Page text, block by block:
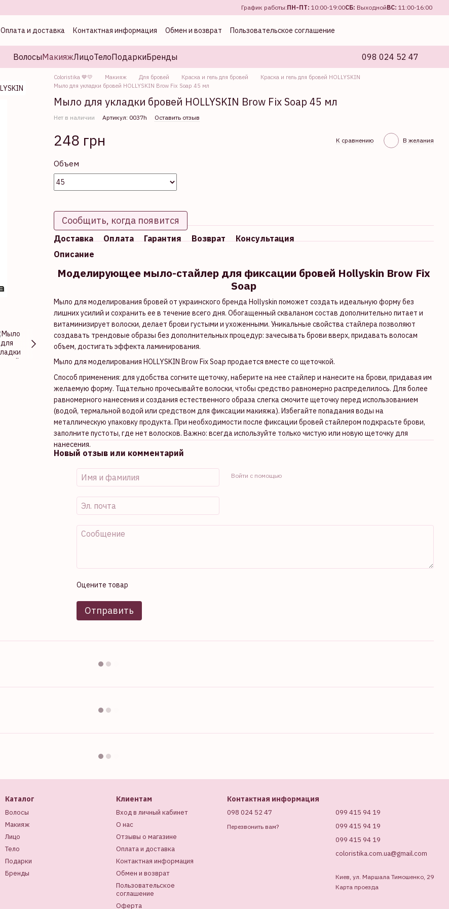
График работы:ПН-ПТ: 10:00-19:00СБ: ВыходнойВС: 11:00-16:00
Оплата и доставка Контактная информация Обмен и возврат
Пользовательское соглашение
ВолосыМакияжЛицоТелоПодаркиБренды 098 024 52 47
Coloristika 💙💛 Макияж Для бровей Краска и гель для бровей
Краска и гель для бровей HOLLYSKIN
Мыло для укладки бровей HOLLYSKIN Brow Fix Soap 45 мл
Мыло для укладки бровей HOLLYSKIN Brow Fix Soap 45 мл
Нет в наличии Артикул: 0037h Оставить отзыв
248 грн К сравнению В желания
Объем
Сообщить, когда появится
Доставка Оплата Гарантия Возврат
Консультация
Описание
Моделирующее мыло-стайлер для фиксации бровей Hollyskin Brow Fix
Soap
Мыло для моделирования бровей от украинского бренда Hollyskin поможет создать идеальную форму без
лишних усилий и сохранить ее в течение всего дня. Обогащенный скваланом состав дополнительно питает и
витаминизирует волоски, делает брови густыми и ухоженными. Уникальные свойства стайлера позволяют
создавать трендовые образы без дополнительных процедур: зачесывать брови вверх, придавать волосам
объем, достигать эффекта ламинирования.
Мыло для моделирования HOLLYSKIN Brow Fix Soap продается вместе со щеточкой.
Способ применения: для удобства согните щеточку, наберите на нее стайлер и нанесите на брови, придавая им
желаемую форму. Тщательно прочесывайте волоски, чтобы средство равномерно распределилось. Для более
равномерного нанесения и создания естественного образа слегка смочите щеточку перед использованием
(водой, термальной водой или средством для фиксации макияжа). Избегайте попадания воды на
металлическую упаковку продукта. При необходимости после фиксации бровей стайлером подкрасьте брови,
заполните пустоты, где нет волосков. Важно: всегда используйте только чистую или новую щеточку для
нанесения.
Новый отзыв или комментарий
Войти с помощью
Оцените товар
Отправить
Каталог
Волосы
Макияж
Лицо
Тело
Подарки
Бренды
Клиентам
Вход в личный кабинет
О нас
Отзывы о магазине
Оплата и доставка
Контактная информация
Обмен и возврат
Пользовательское
соглашение
Оферта
Контактная информация
098 024 52 47
Перезвонить вам?
099 415 94 19
099 415 94 19
099 415 94 19
coloristika.com.ua@gmail.com
Киев, ул. Маршала Тимошенко, 29
Карта проезда